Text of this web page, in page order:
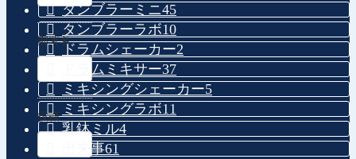
部署名
役職
タンブラーミニ45
タンブラーラボ10
ドラムシェーカー2
ドラムミキサー37
ミキシングシェーカー5
ミキシングラボ11
乳鉢ミル4
出来事61